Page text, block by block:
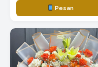
Pesan